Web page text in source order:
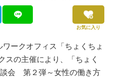
お気に入り
ークオフィス「ちょくちょ
スの主催により、「ちょく
会 第２弾～女性の働き方